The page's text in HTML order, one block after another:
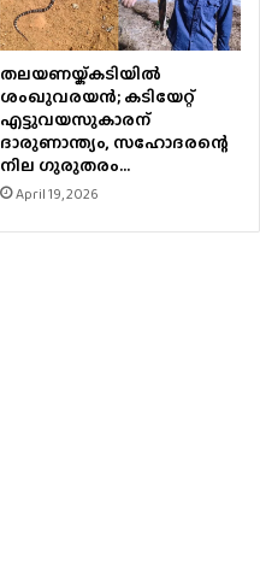
തലയണയ്ക്കടിയില്‍
ശംഖുവരയന്‍; കടിയേറ്റ്
എട്ടുവയസുകാരന്
ദാരുണാന്ത്യം, സഹോദരന്റെ
നില ഗുരുതരം…
April 19, 2026